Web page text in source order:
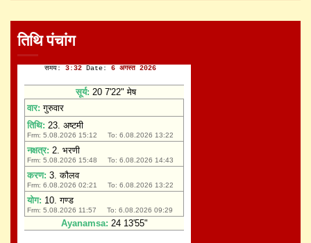
तिथि पंचांग